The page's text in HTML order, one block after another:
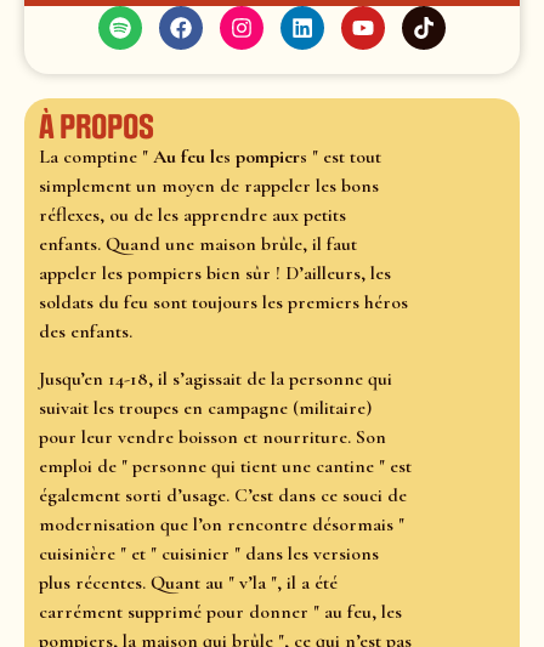
À propos
La comptine " Au feu les pompiers " est tout
simplement un moyen de rappeler les bons
réflexes, ou de les apprendre aux petits
enfants. Quand une maison brûle, il faut
appeler les pompiers bien sûr ! D’ailleurs, les
soldats du feu sont toujours les premiers héros
des enfants.
Jusqu’en 14-18, il s’agissait de la personne qui
suivait les troupes en campagne (militaire)
pour leur vendre boisson et nourriture. Son
emploi de " personne qui tient une cantine " est
également sorti d’usage. C’est dans ce souci de
modernisation que l’on rencontre désormais "
cuisinière " et " cuisinier " dans les versions
plus récentes. Quant au " v’la ", il a été
carrément supprimé pour donner " au feu, les
pompiers, la maison qui brûle ", ce qui n’est pas